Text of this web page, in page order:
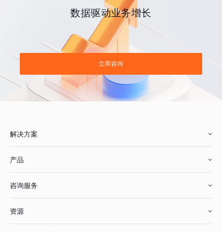
数据驱动业务增长
立即咨询
解决方案
鞋服行业
产品
咨询服务
资源